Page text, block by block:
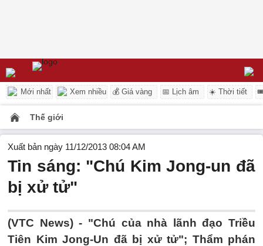
Mới nhất Xem nhiều 💰 Giá vàng 📅 Lịch âm ☀️ Thời tiết
Thế giới
Xuất bản ngày 11/12/2013 08:04 AM
Tin sáng: "Chú Kim Jong-un đã
bị xử tử"
(VTC News) - "Chú của nhà lãnh đạo Triều
Tiên Kim Jong-Un đã bị xử tử"; Thẩm phán